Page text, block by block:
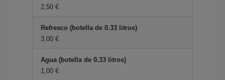
2,50 €
Refresco (botella de 0.33 litros)
3,00 €
Agua (botella de 0.33 litros)
1,00 €